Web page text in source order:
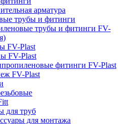
арматура
трубы и фитинги
трубы и фитинги FV-
FV-Plast
FV-Plast
фитинги FV-Plast
FV-Plast
для труб
для монтажа